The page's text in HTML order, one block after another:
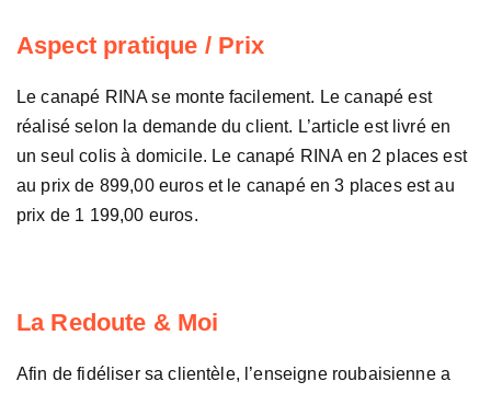
Aspect pratique / Prix
Le canapé RINA se monte facilement. Le canapé est
réalisé selon la demande du client. L’article est livré en
un seul colis à domicile. Le canapé RINA en 2 places est
au prix de 899,00 euros et le canapé en 3 places est au
prix de 1 199,00 euros.
La Redoute & Moi
Afin de fidéliser sa clientèle, l’enseigne roubaisienne a